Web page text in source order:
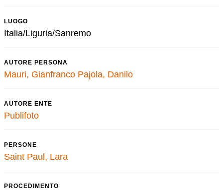
LUOGO
Italia/Liguria/Sanremo
AUTORE PERSONA
Mauri, Gianfranco Pajola, Danilo
AUTORE ENTE
Publifoto
PERSONE
Saint Paul, Lara
PROCEDIMENTO